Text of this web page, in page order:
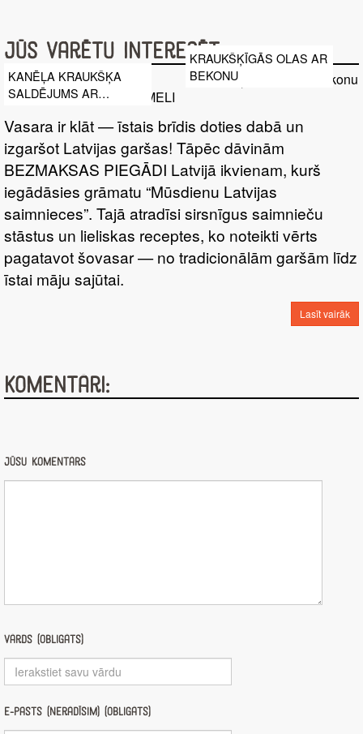
Jūs varētu interesēt
KANĒĻA KRAUKŠĶA
SALDĒJUMS AR
KRAUKŠĶĪGĀS OLAS AR
BEKONU
Vasara ir klāt — īstais brīdis doties dabā un
izgaršot Latvijas garšas! Tāpēc dāvinām
BEZMAKSAS PIEGĀDI Latvijā ikvienam, kurš
iegādāsies grāmatu “Mūsdienu Latvijas
saimnieces”. Tajā atradīsi sirsnīgus saimnieču
stāstus un lieliskas receptes, ko noteikti vērts
pagatavot šovasar — no tradicionālām garšām līdz
īstai māju sajūtai.
Lasīt vairāk
Komentāri:
Jūsu komentārs
Vārds (obligāts)
E-pasts (nerādīsim) (obligāts)